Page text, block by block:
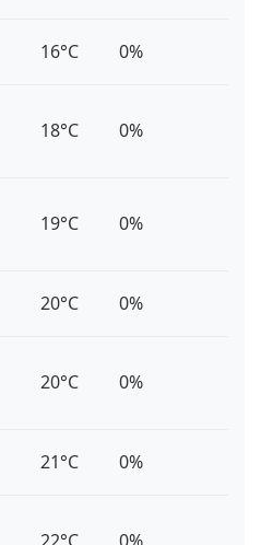
16°C 0%
18°C 0%
19°C 0%
20°C 0%
20°C 0%
21°C 0%